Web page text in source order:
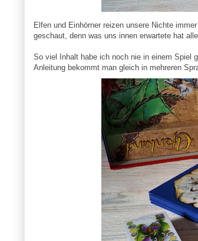
Elfen und Einhörner reizen unsere Nichte
geschaut, denn was uns innen erwartete hat
So viel Inhalt habe ich noch nie in einem Spiel
Anleitung bekommt man gleich in mehreren